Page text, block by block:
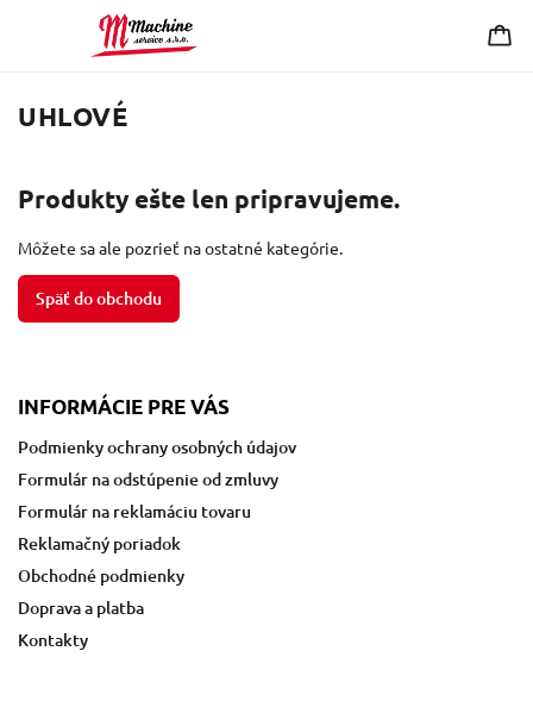
UHLOVÉ
Produkty ešte len pripravujeme.
Môžete sa ale pozrieť na ostatné kategórie.
Späť do obchodu
INFORMÁCIE PRE VÁS
Podmienky ochrany osobných údajov
Formulár na odstúpenie od zmluvy
Formulár na reklamáciu tovaru
Reklamačný poriadok
Obchodné podmienky
Doprava a platba
Kontakty